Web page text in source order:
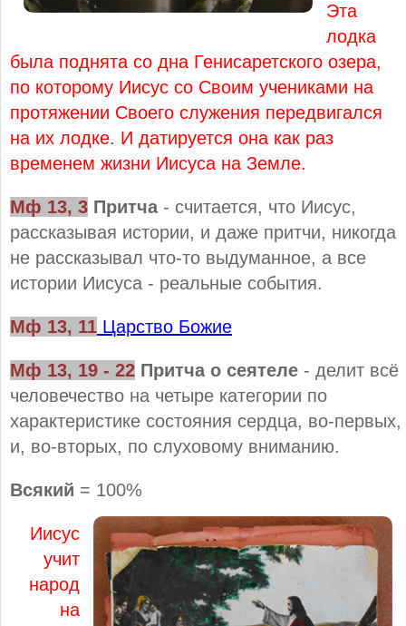
Эта
лодка
была поднята со дна Генисаретского озера,
по которому Иисус со Своим учениками на
протяжении Своего служения передвигался
на их лодке. И датируется она как раз
временем жизни Иисуса на Земле.
Мф 13, 3 Притча- считается, что Иисус,
рассказывая истории, и даже притчи, никогда
не рассказывал что-то выдуманное, а все
истории Иисуса - реальные события.
Мф 13, 11 Царство Божие
Мф 13, 19 - 22 Притча о сеятеле - делит всё
человечество на четыре категории по
характеристике состояния сердца, во-первых,
и, во-вторых, по слуховому вниманию.
Всякий = 100%
Иисус
учит
народ
на